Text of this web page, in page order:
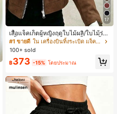
17
เสื้อแจ็คเก็ตผู้หญิงฤดูใบไม้ผลิ/ใบไม้ร่วง
สีพื้น หนังเทียม สไตล์ปกคอเสื้อ ซิปขึ้น
แขนยาว สไตล์ลำลอง วิทยาลัย สนามบิ
น เสื้อนอก สีน้ำตาล สไตล์สบายๆ ฤดูใบ
ไม้ร่วง
#1 ขายดี
ใน เครื่องบินทิ้งระเบิด แจ็คเก็ตผู้หญิง
100+ sold
฿373 -15% โดยประมาณ